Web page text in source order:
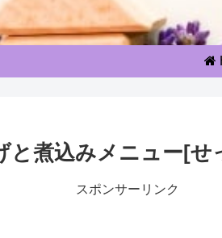
と煮込みメニュー[
スポンサーリンク